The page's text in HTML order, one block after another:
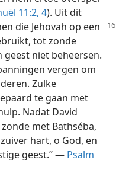
11:2, 4). Uit dit
die Jehovah op een
tot zonde
niet beheersen.
vergen om
Zulke
te gaan met
Nadat David
met Bathséba,
hart, o God, en
geest.” — Psalm